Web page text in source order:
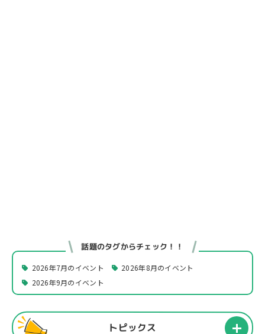
話題のタグからチェック！！
2026年7月のイベント
2026年8月のイベント
2026年9月のイベント
トピックス